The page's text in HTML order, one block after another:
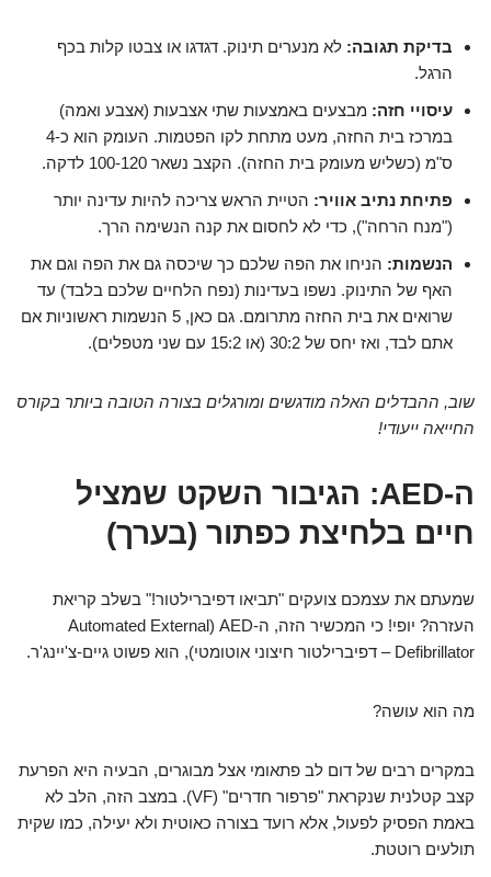
בדיקת תגובה: לא מנערים תינוק. דגדגו או צבטו קלות בכף
הרגל.
עיסויי חזה: מבצעים באמצעות שתי אצבעות (אצבע ואמה)
במרכז בית החזה, מעט מתחת לקו הפטמות. העומק הוא כ-4
ס"מ (כשליש מעומק בית החזה). הקצב נשאר 100-120 לדקה.
פתיחת נתיב אוויר: הטיית הראש צריכה להיות עדינה יותר
("מנח הרחה"), כדי לא לחסום את קנה הנשימה הרך.
הנשמות: הניחו את הפה שלכם כך שיכסה גם את הפה וגם את
האף של התינוק. נשפו בעדינות (נפח הלחיים שלכם בלבד) עד
שרואים את בית החזה מתרומם. גם כאן, 5 הנשמות ראשוניות אם
אתם לבד, ואז יחס של 30:2 (או 15:2 עם שני מטפלים).
שוב, ההבדלים האלה מודגשים ומורגלים בצורה הטובה ביותר בקורס
החייאה ייעודי!
ה-AED: הגיבור השקט שמציל
חיים בלחיצת כפתור (בערך)
שמעתם את עצמכם צועקים "תביאו דפיברילטור!" בשלב קריאת
העזרה? יופי! כי המכשיר הזה, ה-AED (Automated External
Defibrillator – דפיברילטור חיצוני אוטומטי), הוא פשוט גיים-צ'יינג'ר.
מה הוא עושה?
במקרים רבים של דום לב פתאומי אצל מבוגרים, הבעיה היא הפרעת
קצב קטלנית שנקראת "פרפור חדרים" (VF). במצב הזה, הלב לא
באמת הפסיק לפעול, אלא רועד בצורה כאוטית ולא יעילה, כמו שקית
תולעים רוטטת.